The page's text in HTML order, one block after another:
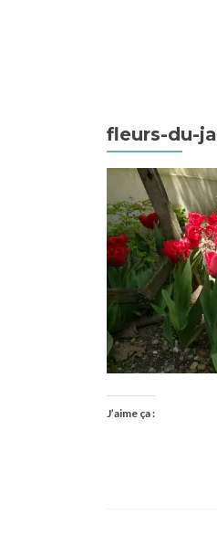
fleurs-du-
J’aime ça :